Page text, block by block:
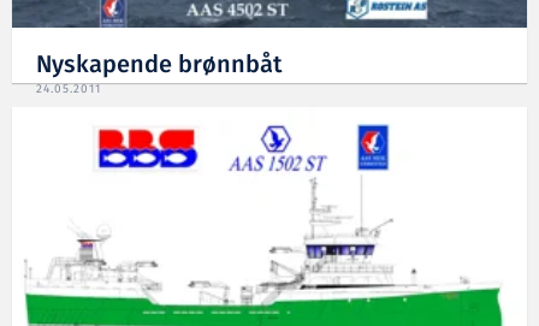
Nyskapende brønnbåt
24.05.2011